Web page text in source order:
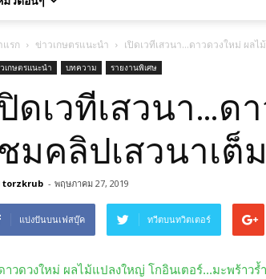
แรก ข่าวเกษตรแนะนำ เปิดเวทีเสวนา…ดาวดวงใหม่ ผล
เกษตรแนะนำ บทความ รายงานพิเศษ
ดเวทีเสวนา…ด
มคลิปเสวนาเต็
torzkrub - พฤษภาคม 27, 2019
แบ่งปันบนเฟสบุ๊ค ทวีตบนทวิตเตอร์